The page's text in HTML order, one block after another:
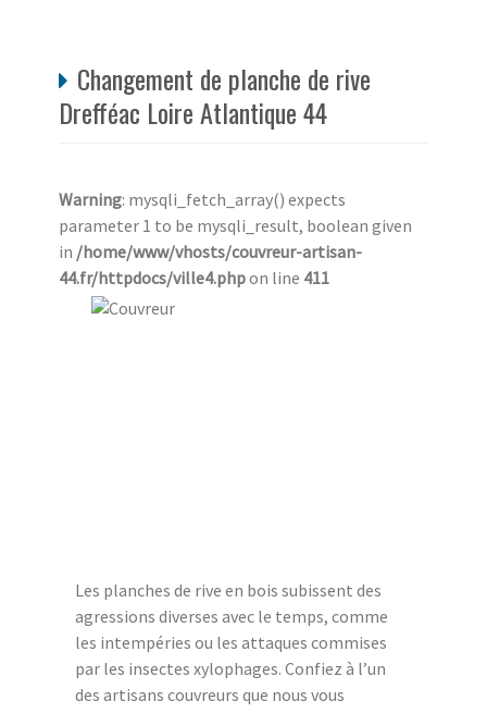
Changement de planche de rive
Drefféac Loire Atlantique 44
Warning: mysqli_fetch_array() expects
parameter 1 to be mysqli_result, boolean given
in /home/www/vhosts/couvreur-artisan-
44.fr/httpdocs/ville4.phpon line 411
Les planches de rive en bois subissent des
agressions diverses avec le temps, comme
les intempéries ou les attaques commises
par les insectes xylophages. Confiez à l’un
des artisans couvreurs que nous vous